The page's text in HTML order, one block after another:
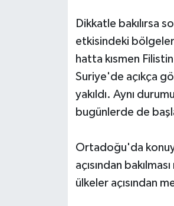
Dikkatle bakılırsa
etkisindeki
hatta kısmen
Suriye'de açıkça
yakıldı. Aynı
bugünlerde de
Ortadoğu'da
açısından
ülkeler açısından